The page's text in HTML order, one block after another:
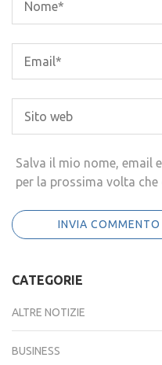
Salva il mio nome, email
per la prossima volta
CATEGORIE
ALTRE NOTIZIE
BUSINESS